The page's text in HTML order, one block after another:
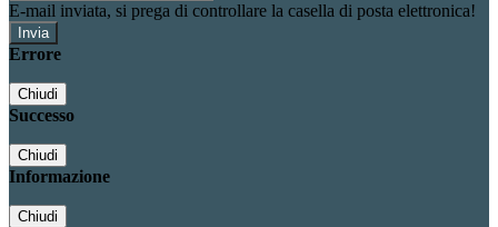
E-mail inviata, si prega di controllare la casella di posta elettronica!
Errore
Chiudi
Successo
Chiudi
Informazione
Chiudi